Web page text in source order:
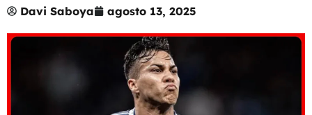
Davi Saboya agosto 13, 2025